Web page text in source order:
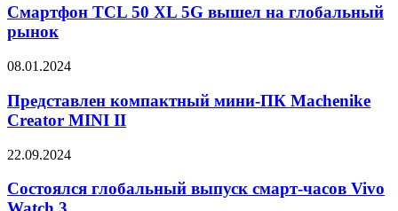
50
5G
на
рынок
Смартфон TCL 50 XL 5G вышел на глобальный
рынок
Представлен
мини-
ПК
Machenike
MINI
08.01.2024
Представлен компактный мини-ПК Machenike
Creator MINI II
Состоялся
выпуск
смарт-
22.09.2024
Состоялся глобальный выпуск смарт-часов Vivo